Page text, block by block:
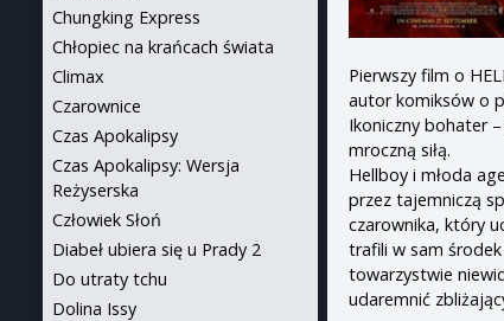
Pierwszy film o
autor komiksów o
Ikoniczny bohater
mroczną siłą.
Hellboy i młoda
przez tajemniczą
czarownika, który
trafili w sam
towarzystwie
udaremnić
Chungking Express
Chłopiec na krańcach świata
Climax
Czarownice
Czas Apokalipsy
Czas Apokalipsy: Wersja
Reżyserska
Człowiek Słoń
Diabeł ubiera się u Prady 2
Do utraty tchu
Dolina Issy